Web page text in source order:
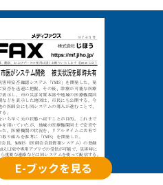
E-ブックを見る